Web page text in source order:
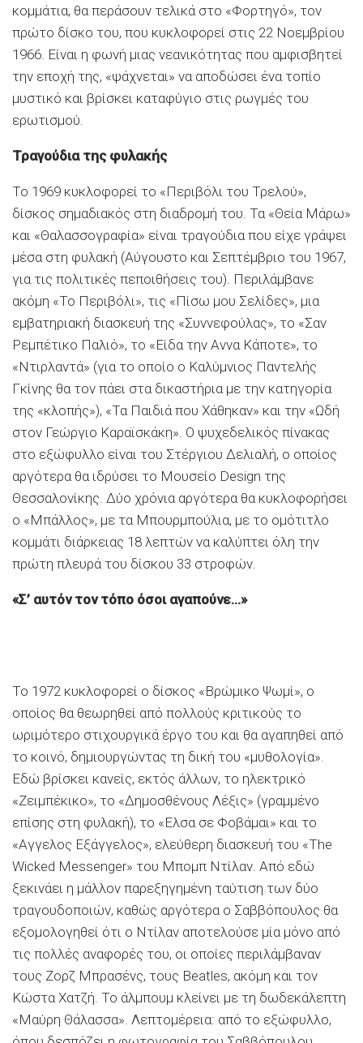
κομμάτια, θα περάσουν τελικά στο «Φορτηγό», τον
πρώτο δίσκο του, που κυκλοφορεί στις 22 Νοεμβρίου
1966. Είναι η φωνή μιας νεανικότητας που αμφισβητεί
την εποχή της, «ψάχνεται» να αποδώσει ένα τοπίο
μυστικό και βρίσκει καταφύγιο στις ρωγμές του
ερωτισμού.
Τραγούδια της φυλακής
Το 1969 κυκλοφορεί το «Περιβόλι του Τρελού»,
δίσκος σημαδιακός στη διαδρομή του. Τα «Θεία Μάρω»
και «Θαλασσογραφία» είναι τραγούδια που είχε γράψει
μέσα στη φυλακή (Αύγουστο και Σεπτέμβριο του 1967,
για τις πολιτικές πεποιθήσεις του). Περιλάμβανε
ακόμη «Το Περιβόλι», τις «Πίσω μου Σελίδες», μια
εμβατηριακή διασκευή της «Συννεφούλας», το «Σαν
Ρεμπέτικο Παλιό», το «Είδα την Αννα Κάποτε», το
«Ντιρλαντά» (για το οποίο ο Καλύμνιος Παντελής
Γκίνης θα τον πάει στα δικαστήρια με την κατηγορία
της «κλοπής»), «Τα Παιδιά που Χάθηκαν» και την «Ωδή
στον Γεώργιο Καραϊσκάκη». Ο ψυχεδελικός πίνακας
στο εξώφυλλο είναι του Στέργιου Δελιαλή, ο οποίος
αργότερα θα ιδρύσει το Μουσείο Design της
Θεσσαλονίκης. Δύο χρόνια αργότερα θα κυκλοφορήσει
ο «Μπάλλος», με τα Μπουρμπούλια, με το ομότιτλο
κομμάτι διάρκειας 18 λεπτών να καλύπτει όλη την
πρώτη πλευρά του δίσκου 33 στροφών.
«Σ’ αυτόν τον τόπο όσοι αγαπούνε…»
Το 1972 κυκλοφορεί ο δίσκος «Βρώμικο Ψωμί», ο
οποίος θα θεωρηθεί από πολλούς κριτικούς το
ωριμότερο στιχουργικά έργο του και θα αγαπηθεί από
το κοινό, δημιουργώντας τη δική του «μυθολογία».
Εδώ βρίσκει κανείς, εκτός άλλων, το ηλεκτρικό
«Ζειμπέκικο», το «Δημοσθένους Λέξις» (γραμμένο
επίσης στη φυλακή), το «Ελσα σε Φοβάμαι» και το
«Αγγελος Εξάγγελος», ελεύθερη διασκευή του «The
Wicked Messenger» του Μπομπ Ντίλαν. Από εδώ
ξεκινάει η μάλλον παρεξηγημένη ταύτιση των δύο
τραγουδοποιών, καθώς αργότερα ο Σαββόπουλος θα
εξομολογηθεί ότι ο Ντίλαν αποτελούσε μία μόνο από
τις πολλές αναφορές του, οι οποίες περιλάμβαναν
τους Ζορζ Μπρασένς, τους Beatles, ακόμη και τον
Κώστα Χατζή. Το άλμπουμ κλείνει με τη δωδεκάλεπτη
«Μαύρη Θάλασσα». Λεπτομέρεια: από το εξώφυλλο,